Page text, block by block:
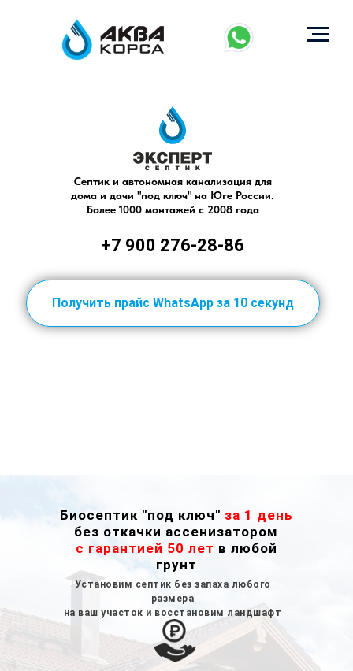
Септик и автономная канализация для
дома и дачи "под ключ" на Юге России.
Более 1000 монтажей с 2008 года
+7 900 276-28-86
Получить прайс WhatsApp за 10 секунд
Биосептик "под ключ" за 1 день
без откачки ассенизатором
с гарантией 50 лет в любой
грунт
Установим септик без запаха любого
размера
на ваш участок и восстановим ландшафт